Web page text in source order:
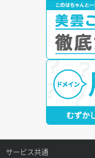
サービス共通